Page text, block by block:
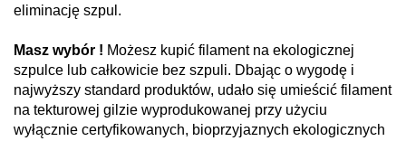
eliminację szpul.
Masz wybór ! Możesz kupić filament na ekologicznej
szpulce lub całkowicie bez szpuli. Dbając o wygodę i
najwyższy standard produktów, udało się umieścić filament
na tekturowej gilzie wyprodukowanej przy użyciu
wyłącznie certyfikowanych, bioprzyjaznych ekologicznych